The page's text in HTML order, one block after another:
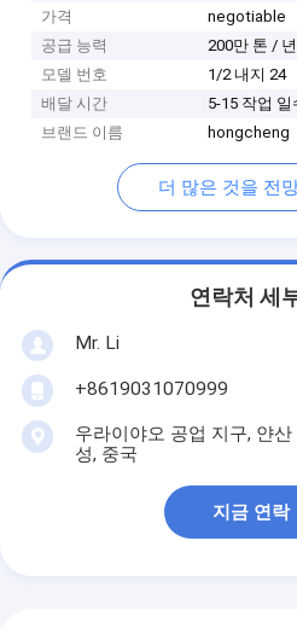
가격
negotiable
공급 능력
200만 톤 / 년
모델 번호
1/2 내지 24
배달 시간
5-15 작업 일
브랜드 이름
hongcheng
더 많은 것을 전
연락처 세
Mr. Li
+8619031070999
우라이야오 공업 지구, 얀
성, 중국
지금 연락